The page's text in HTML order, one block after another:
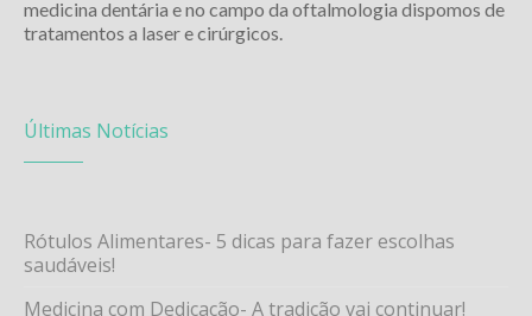
medicina dentária e no campo da oftalmologia dispomos de
tratamentos a laser e cirúrgicos.
Últimas Notícias
Rótulos Alimentares- 5 dicas para fazer escolhas
saudáveis!
Medicina com Dedicação- A tradição vai continuar!